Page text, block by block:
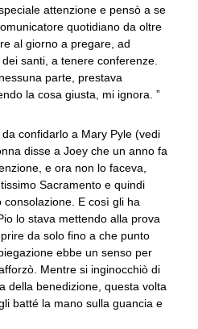
attenzione e pensò a se
quotidiano da oltre
al giorno a pregare, ad
santi, a tenere conferenze.
parte, prestava
la cosa giusta, mi ignora. ”
confidarlo a Mary Pyle (vedi
disse a Joey che un anno fa
e ora non lo faceva,
Sacramento e quindi
E così gli ha
lo stava mettendo alla prova
da solo fino a che punto
ebbe un senso per
Mentre si inginocchiò di
della benedizione, questa volta
batté la mano sulla guancia e